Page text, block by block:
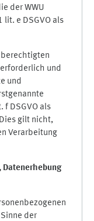
der WWU
lit. e DSGVO als
berechtigten
und
und
f DSGVO als
gilt nicht,
Verarbeitung
Datenerhebung
der